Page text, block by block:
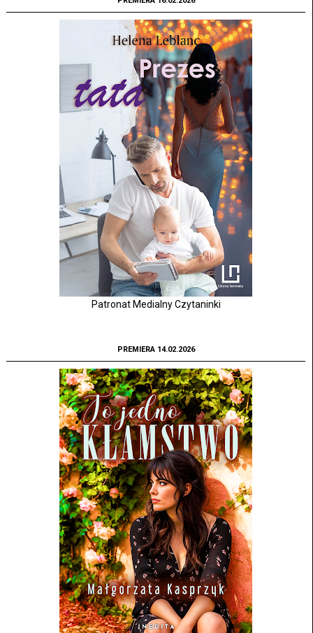
Patronat Medialny Czytaninki
PREMIERA 14.02.2026